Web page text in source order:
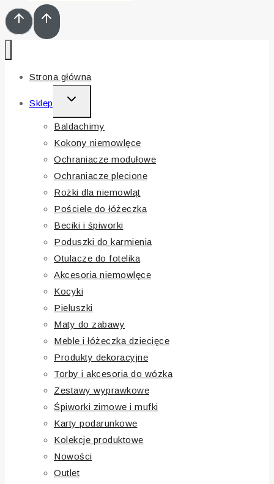
Strona główna
Sklep
TOGGLE
CHILD
MENU
Baldachimy
Kokony niemowlęce
Ochraniacze modułowe
Ochraniacze plecione
Rożki dla niemowląt
Pościele do łóżeczka
Beciki i śpiworki
Poduszki do karmienia
Otulacze do fotelika
Akcesoria niemowlęce
Kocyki
Pieluszki
Maty do zabawy
Meble i łóżeczka dziecięce
Produkty dekoracyjne
Torby i akcesoria do wózka
Zestawy wyprawkowe
Śpiworki zimowe i mufki
Karty podarunkowe
Kolekcje produktowe
Nowości
Outlet